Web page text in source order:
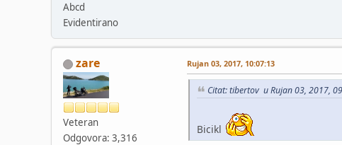
Abcd
Evidentirano
zare
Veteran
Odgovora: 3,316
Rujan 03, 2017, 10:07:13
Citat: tibertov u Rujan 03, 2017,
Bicikl